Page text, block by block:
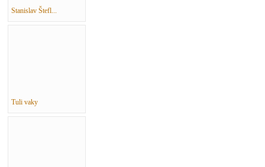
Stanislav Štefl...
Tuli vaky